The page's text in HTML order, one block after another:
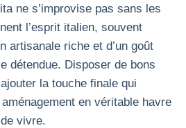
ne s’improvise pas sans les
l’esprit italien, souvent
artisanale riche et d’un goût
détendue. Disposer de bons
la touche finale qui
en véritable havre
vivre.